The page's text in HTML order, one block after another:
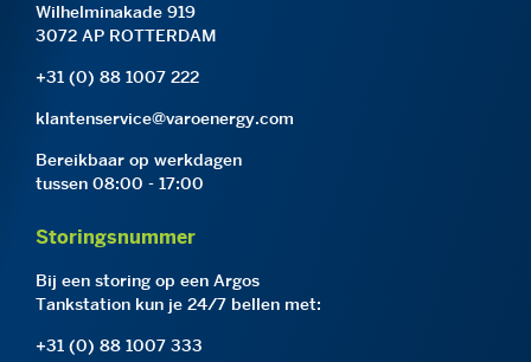
Wilhelminakade 919
3072 AP ROTTERDAM
+31 (0) 88 1007 222
klantenservice@varoenergy.com
Bereikbaar op werkdagen
tussen 08:00 - 17:00
Storingsnummer
Bij een storing op een Argos
Tankstation kun je 24/7 bellen met:
+31 (0) 88 1007 333